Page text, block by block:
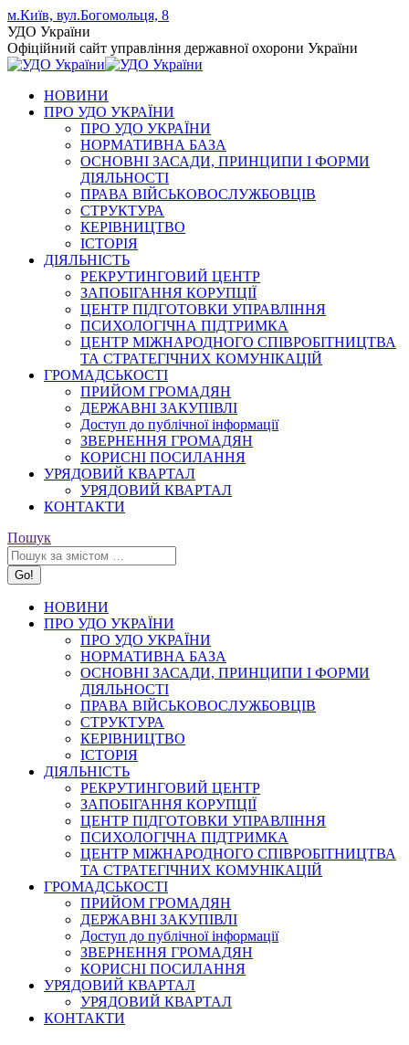
Skip
to
content
м.Київ, вул.Богомольця, 8
Facebook
page
opens
new
window
YouTube
page
opens
new
window
Instagram
page
opens
new
window
УДО України
Офіційний сайт управління державної охорони України
НОВИНИ
ПРО УДО УКРАЇНИ
ПРО УДО УКРАЇНИ
НОРМАТИВНА БАЗА
ОСНОВНІ ЗАСАДИ, ПРИНЦИПИ І ФОРМИ
ДІЯЛЬНОСТІ
ПРАВА ВІЙСЬКОВОСЛУЖБОВЦІВ
СТРУКТУРА
КЕРІВНИЦТВО
ІСТОРІЯ
ДІЯЛЬНІСТЬ
РЕКРУТИНГОВИЙ ЦЕНТР
ЗАПОБІГАННЯ КОРУПЦІЇ
ЦЕНТР ПІДГОТОВКИ УПРАВЛІННЯ
ПСИХОЛОГІЧНА ПІДТРИМКА
ЦЕНТР МІЖНАРОДНОГО СПІВРОБІТНИЦТВА
ТА СТРАТЕГІЧНИХ КОМУНІКАЦІЙ
ГРОМАДСЬКОСТІ
ПРИЙОМ ГРОМАДЯН
ДЕРЖАВНІ ЗАКУПІВЛІ
Доступ до публічної інформації
ЗВЕРНЕННЯ ГРОМАДЯН
КОРИСНІ ПОСИЛАННЯ
УРЯДОВИЙ КВАРТАЛ
УРЯДОВИЙ КВАРТАЛ
КОНТАКТИ
Search:
Пошук
НОВИНИ
ПРО УДО УКРАЇНИ
ПРО УДО УКРАЇНИ
НОРМАТИВНА БАЗА
ОСНОВНІ ЗАСАДИ, ПРИНЦИПИ І ФОРМИ
ДІЯЛЬНОСТІ
ПРАВА ВІЙСЬКОВОСЛУЖБОВЦІВ
СТРУКТУРА
КЕРІВНИЦТВО
ІСТОРІЯ
ДІЯЛЬНІСТЬ
РЕКРУТИНГОВИЙ ЦЕНТР
ЗАПОБІГАННЯ КОРУПЦІЇ
ЦЕНТР ПІДГОТОВКИ УПРАВЛІННЯ
ПСИХОЛОГІЧНА ПІДТРИМКА
ЦЕНТР МІЖНАРОДНОГО СПІВРОБІТНИЦТВА
ТА СТРАТЕГІЧНИХ КОМУНІКАЦІЙ
ГРОМАДСЬКОСТІ
ПРИЙОМ ГРОМАДЯН
ДЕРЖАВНІ ЗАКУПІВЛІ
Доступ до публічної інформації
ЗВЕРНЕННЯ ГРОМАДЯН
КОРИСНІ ПОСИЛАННЯ
УРЯДОВИЙ КВАРТАЛ
УРЯДОВИЙ КВАРТАЛ
КОНТАКТИ